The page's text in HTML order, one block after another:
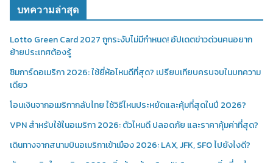
บทความล่าสุด
Lotto Green Card 2027 ถูกระงับไม่มีกำหนด! อัปเดตข่าวด่วนคนอยาก
ย้ายประเทศต้องรู้
ซิมการ์ดอเมริกา 2026: ใช้ยี่ห้อไหนดีที่สุด? เปรียบเทียบครบจบในบทความ
เดียว
โอนเงินจากอเมริกากลับไทย ใช้วิธีไหนประหยัดและคุ้มที่สุดในปี 2026?
VPN สำหรับใช้ในอเมริกา 2026: ตัวไหนดี ปลอดภัย และราคาคุ้มค่าที่สุด?
เดินทางจากสนามบินอเมริกาเข้าเมือง 2026: LAX, JFK, SFO ไปยังไงดี?